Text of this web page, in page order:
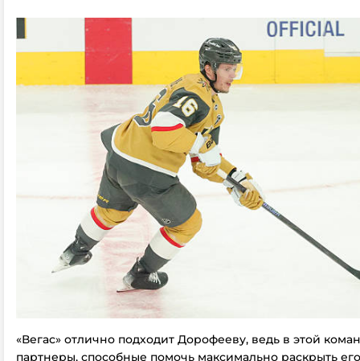
«Вегас» отлично подходит Дорофееву, ведь в этой
партнеры, способные помочь максимально раскрыть